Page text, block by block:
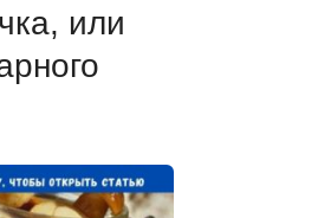
или